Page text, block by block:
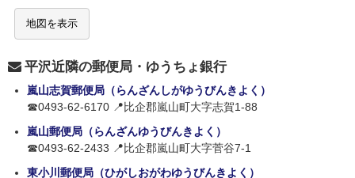
地図を表示
平沢近隣の郵便局・ゆうちょ銀行
嵐山志賀郵便局（らんざんしがゆうびんきよく）
☎0493-62-6170 📍比企郡嵐山町大字志賀1-88
嵐山郵便局（らんざんゆうびんきよく）
☎0493-62-2433 📍比企郡嵐山町大字菅谷7-1
東小川郵便局（ひがしおがわゆうびんきよく）